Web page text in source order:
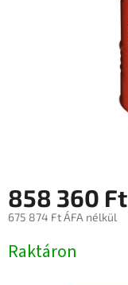
858 360 Ft
675 874 Ft ÁFA nélkül
Raktáron